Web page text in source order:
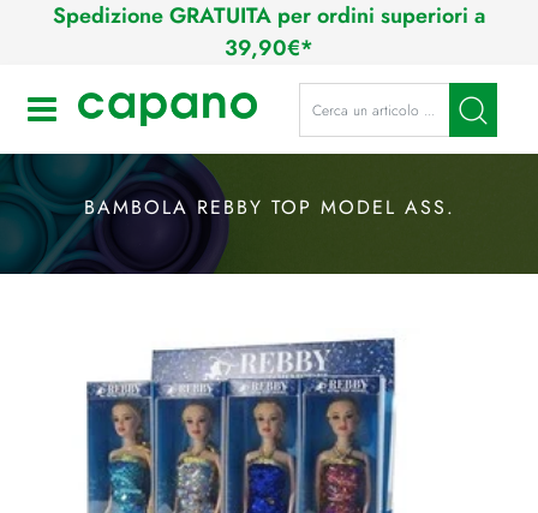
Spedizione GRATUITA per ordini superiori a
39,90€*
Open La modifica di un filtro
BAMBOLA REBBY TOP MODEL ASS.